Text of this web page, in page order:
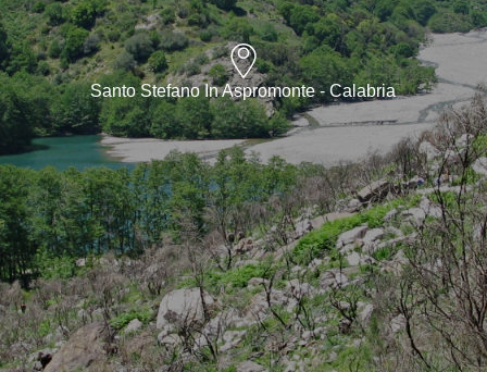
Santo Stefano In Aspromonte - Calabria